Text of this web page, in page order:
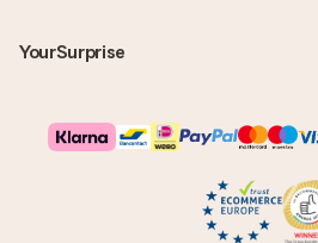
YourSurprise